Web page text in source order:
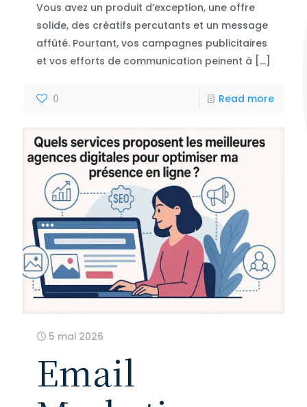
Vous avez un produit d’exception, une offre
solide, des créatifs percutants et un message
affûté. Pourtant, vos campagnes publicitaires
et vos efforts de communication peinent à […]
0 Read more
5 mai 2026
Email